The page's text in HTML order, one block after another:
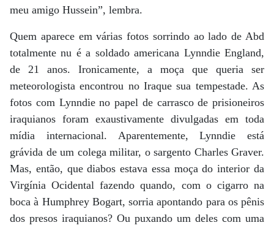
meu amigo Hussein”, lembra.
Quem aparece em várias fotos sorrindo ao lado de Abd
totalmente nu é a soldado americana Lynndie England,
de 21 anos. Ironicamente, a moça que queria ser
meteorologista encontrou no Iraque sua tempestade. As
fotos com Lynndie no papel de carrasco de prisioneiros
iraquianos foram exaustivamente divulgadas em toda
mídia internacional. Aparentemente, Lynndie está
grávida de um colega militar, o sargento Charles Graver.
Mas, então, que diabos estava essa moça do interior da
Virgínia Ocidental fazendo quando, com o cigarro na
boca à Humphrey Bogart, sorria apontando para os pênis
dos presos iraquianos? Ou puxando um deles com uma